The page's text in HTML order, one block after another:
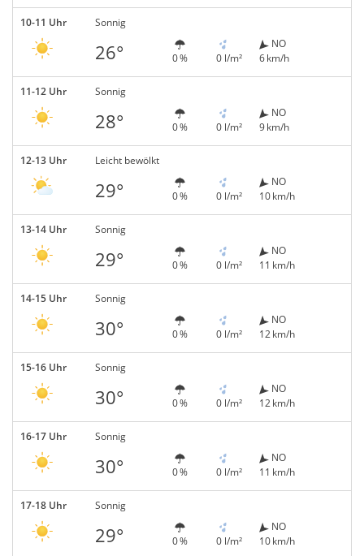
10-11 Uhr Sonnig
26° 0 % 0 l/m²
NO
6 km/h
11-12 Uhr Sonnig
28° 0 % 0 l/m²
NO
9 km/h
12-13 Uhr Leicht bewölkt
29° 0 % 0 l/m²
NO
10 km/h
13-14 Uhr Sonnig
29° 0 % 0 l/m²
NO
11 km/h
14-15 Uhr Sonnig
30° 0 % 0 l/m²
NO
12 km/h
15-16 Uhr Sonnig
30° 0 % 0 l/m²
NO
12 km/h
16-17 Uhr Sonnig
30° 0 % 0 l/m²
NO
11 km/h
17-18 Uhr Sonnig
29° 0 % 0 l/m²
NO
10 km/h